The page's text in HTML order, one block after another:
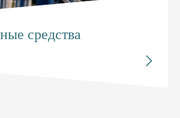
Исследуйте
средства
